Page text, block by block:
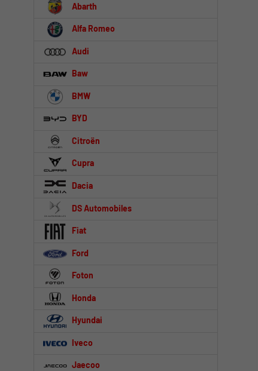
Abarth
Alfa Romeo
Audi
Baw
BMW
BYD
Citroën
Cupra
Dacia
DS Automobiles
Fiat
Ford
Foton
Honda
Hyundai
Iveco
Jaecoo